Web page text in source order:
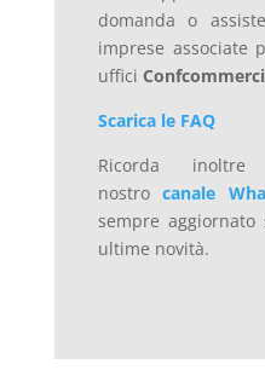
domanda o
imprese associate
uffici
Scarica le FAQ
Ricorda
nostrocanale
sempre
ultime novità.